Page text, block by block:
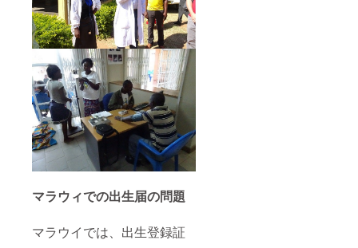
マラウィでの出生届の問題
マラウイでは、出生登録証